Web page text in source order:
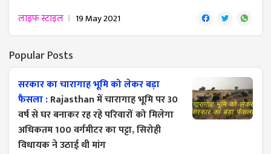
लाइफ स्टाइल 19 May 2021
Popular Posts
सरकार का चारागाह भूमि को लेकर बड़ा
फैसला :Rajasthan में चारागाह भूमि पर 30
वर्ष से घर बनाकर रह रहे परिवारों को मिलेगा
अधिकतम 100 वर्गमीटर का पट्टा, सिरोही
विधायक ने उठाई थी मांग